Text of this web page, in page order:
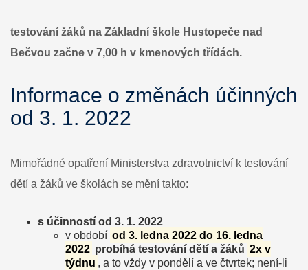
školách
3.1.2022
testování žáků na Základní škole Hustopeče nad
Bečvou začne v 7,00 h v kmenových třídách.
Informace o změnách účinných
od 3. 1. 2022
Mimořádné opatření Ministerstva zdravotnictví k testování
dětí a žáků ve školách se mění takto:
s účinností od 3. 1. 2022
v období od 3. ledna 2022 do 16. ledna
2022 probíhá testování dětí a žáků 2x v
týdnu , a to vždy v pondělí a ve čtvrtek; není-li